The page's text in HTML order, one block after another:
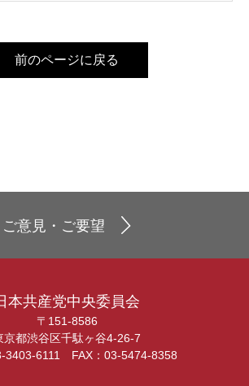
前のページに戻る
ご意見・ご要望
本共産党中央委員会
〒151-8586
京都渋谷区千駄ヶ谷4-26-7
3403-6111 FAX：03-5474-8358